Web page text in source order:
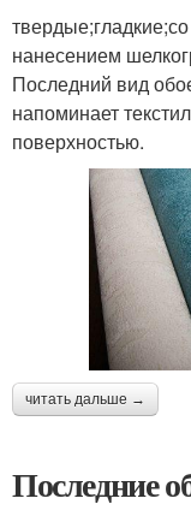
нанесением
Последний вид
напоминает
поверхностью.
читать дальше →
Последние